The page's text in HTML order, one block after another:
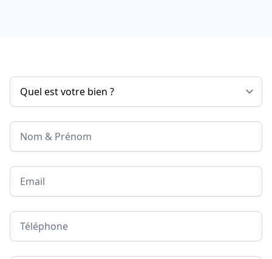
Nom & Prénom
Email
Téléphone